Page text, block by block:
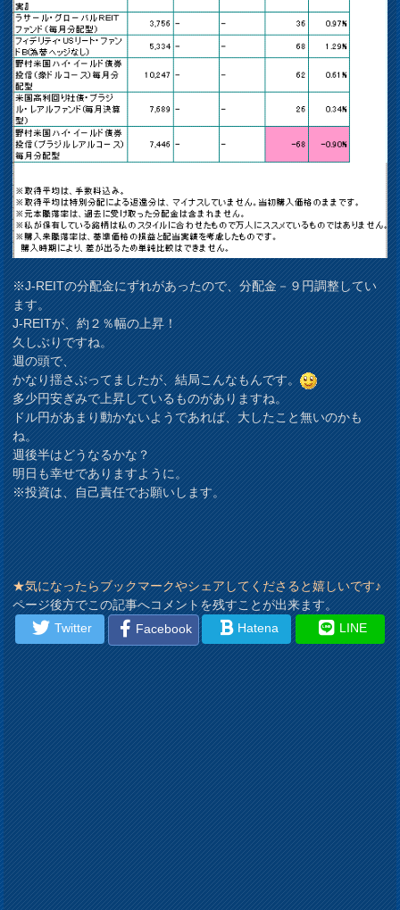
※J-REITの分配金にずれがあったので、分配金－９円調整してい
ます。
J-REITが、約２％幅の上昇！
久しぶりですね。
週の頭で、
かなり揺さぶってましたが、結局こんなもんです。
多少円安ぎみで上昇しているものがありますね。
ドル円があまり動かないようであれば、大したこと無いのかも
ね。
週後半はどうなるかな？
明日も幸せでありますように。
※投資は、自己責任でお願いします。
★気になったらブックマークやシェアしてくださると嬉しいです♪
ページ後方でこの記事へコメントを残すことが出来ます。
Twitter
Facebook Hatena LINE